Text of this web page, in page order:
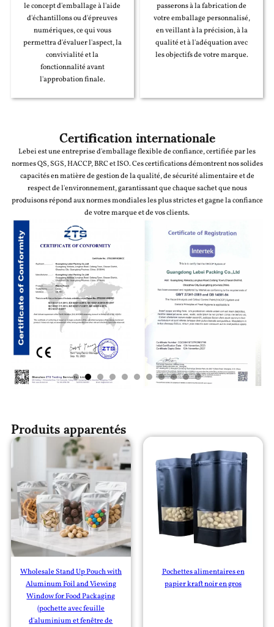
le concept d'emballage à l'aide
d'échantillons ou d'épreuves
numériques, ce qui vous
permettra d'évaluer l'aspect, la
convivialité et la
fonctionnalité avant
l'approbation finale.
passerons à la fabrication de
votre emballage personnalisé,
en veillant à la précision, à la
qualité et à l'adéquation avec
les objectifs de votre marque.
Certification internationale
Lebei est une entreprise d'emballage flexible de confiance, certifiée par les
normes QS, SGS, HACCP, BRC et ISO. Ces certifications démontrent nos solides
capacités en matière de gestion de la qualité, de sécurité alimentaire et de
respect de l'environnement, garantissant que chaque sachet que nous
produisons répond aux normes mondiales les plus strictes et gagne la confiance
de votre marque et de vos clients.
Produits apparentés
Wholesale Stand Up Pouch with
Aluminum Foil and Viewing
Window for Food Packaging
(pochette avec feuille
d'aluminium et fenêtre de
Pochettes alimentaires en
papier kraft noir en gros